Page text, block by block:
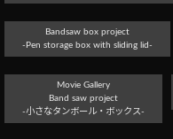
Bandsaw box project
-Pen storage box with sliding lid-
Movie Gallery
Band saw project
-小さなタンボール・ボックス-